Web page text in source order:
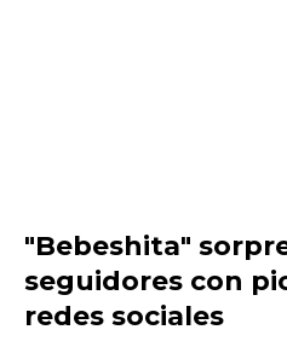
"Bebeshita"
seguidores con
redes sociales